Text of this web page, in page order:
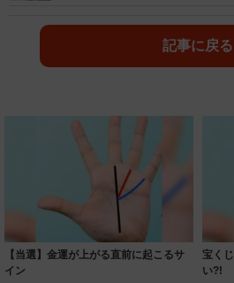
記事に戻る
【当選】金運が上がる直前に起こるサ
イン
宝く
い?!